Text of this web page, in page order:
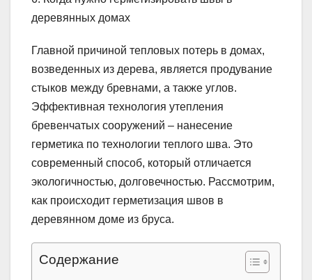
деревянных домах
Главной причиной тепловых потерь в домах,
возведенных из дерева, является продувание
стыков между бревнами, а также углов.
Эффективная технология утепления
бревенчатых сооружений – нанесение
герметика по технологии теплого шва. Это
современный способ, который отличается
экологичностью, долговечностью. Рассмотрим,
как происходит герметизация швов в
деревянном доме из бруса.
Содержание